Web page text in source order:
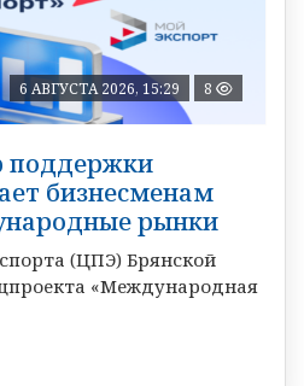
6 АВГУСТА 2026, 15:29 8
поддержки
бизнесменам
рынки
(ЦПЭ) Брянской
«Международная